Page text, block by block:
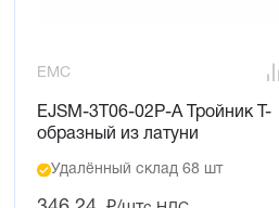
EMC
EJSM-3T06-02P-A Тройник T-
образный из латуни
Удалённый склад 68 шт